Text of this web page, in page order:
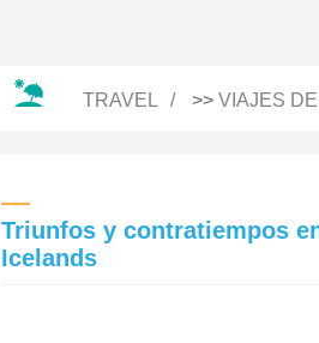
TRAVEL >> VIAJES
Triunfos y contratiempos
Icelands